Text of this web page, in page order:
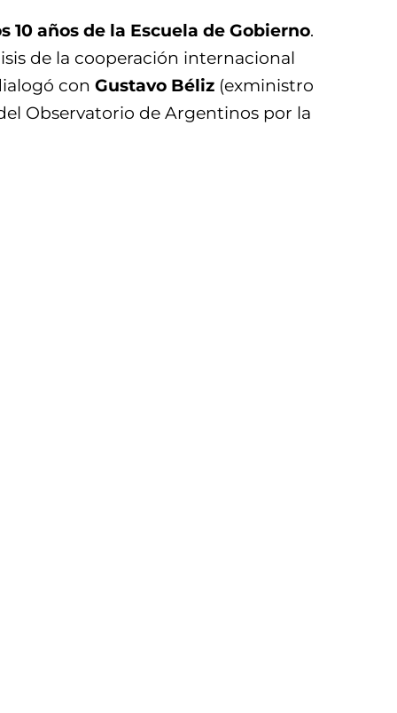
10 años de la Escuela de Gobierno.
de la cooperación internacional
con Gustavo Béliz (exministro
Observatorio de Argentinos por la